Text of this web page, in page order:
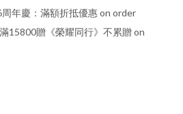
年慶：滿額折抵優惠 on order
15800贈《榮耀同行》不累贈 on